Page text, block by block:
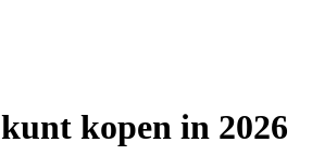
kopen in 2026